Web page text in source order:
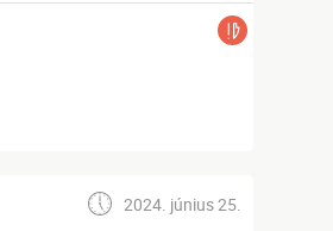
2024. június 25.